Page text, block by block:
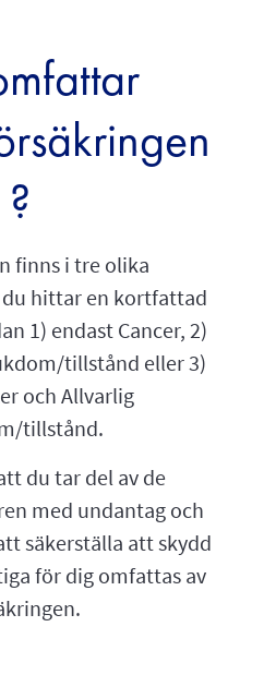
?
finns i tre olika
hittar en kortfattad
1) endast Cancer, 2)
tillstånd eller 3)
och Allvarlig
tillstånd.
du tar del av de
med undantag och
säkerställa att skydd
för dig omfattas av